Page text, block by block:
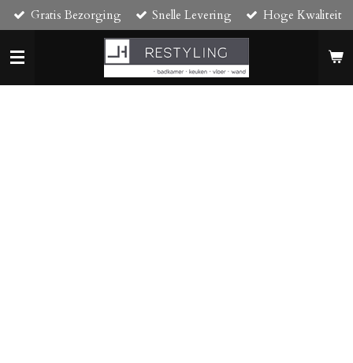
Ga
direct
naar
de
hoofdinhoud
Gratis Bezorging Snelle Levering Hoge Kwaliteit